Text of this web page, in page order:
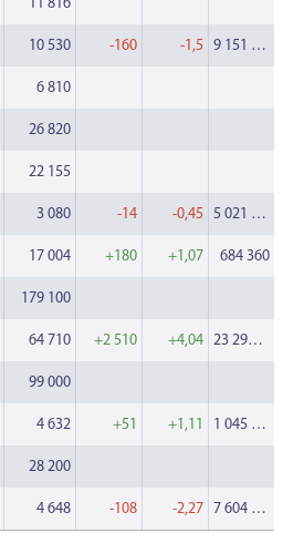
11 816
10 530 -160 -1,5 9 151 550
6 810
26 820
22 155
3 080 -14 -0,45 5 021 848
17 004 +180 +1,07 684 360
179 100
64 710 +2 510 +4,04 23 297 890
99 000
4 632 +51 +1,11 1 045 820
28 200
4 648 -108 -2,27 7 604 164